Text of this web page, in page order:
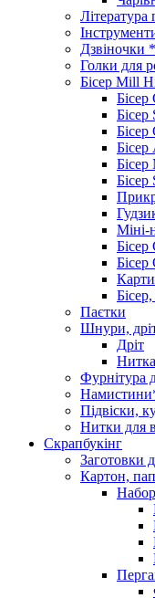
Література
Дзвіночки *
Голки для
Бісер Mill
Бісер
Бісер
Бісер
Бісер
Бісер
Міні-
Бісер
Бісер
Паєтки
Шнури,
Дріт
Фурнітура
Підвіски,
Нитки для
Скрапбукінг
Заготовки
Картон,